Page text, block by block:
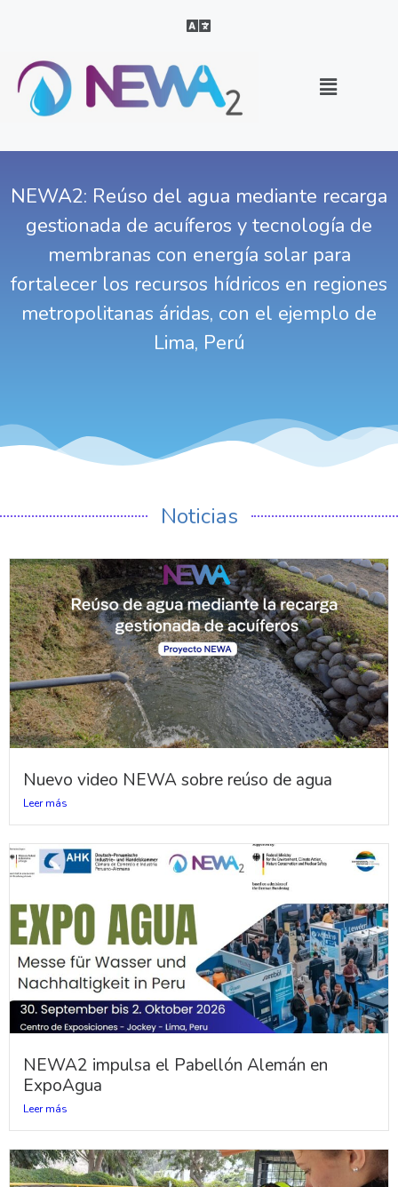
NEWA2: Reúso del agua mediante recarga
gestionada de acuíferos y tecnología de
membranas con energía solar para
fortalecer los recursos hídricos en regiones
metropolitanas áridas, con el ejemplo de
Lima, Perú
Noticias
Nuevo video NEWA sobre reúso de agua
Leer más
NEWA2 impulsa el Pabellón Alemán en
ExpoAgua
Leer más